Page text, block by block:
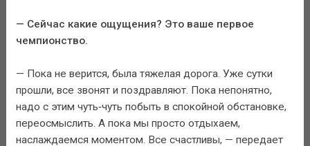
— Сейчас какие ощущения? Это ваше первое
чемпионство.
— Пока не верится, была тяжелая дорога. Уже сутки
прошли, все звонят и поздравляют. Пока непонятно,
надо с этим чуть‑чуть побыть в спокойной обстановке,
переосмыслить. А пока мы просто отдыхаем,
наслаждаемся моментом. Все счастливы, — передает